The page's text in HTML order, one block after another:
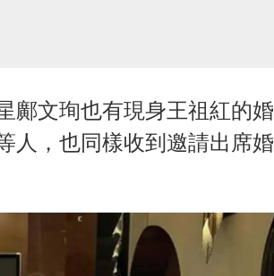
鄺文珣也有現身王祖紅的婚
人，也同樣收到邀請出席婚